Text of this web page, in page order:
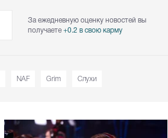
За ежедневную оценку новостей вы
получаете +0.2 в свою карму
NAF Grim Слухи